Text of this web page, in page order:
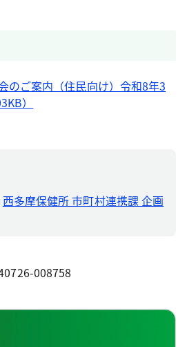
のご案内（住民向け）令和8年3
）
西多摩保健所 市町村連携課 企画
008758